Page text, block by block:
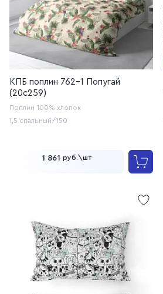
КПБ поплин 762-1 Попугай
(20с259)
Поплин 100% хлопок
1,5 спальный/150
1 861 руб.\шт